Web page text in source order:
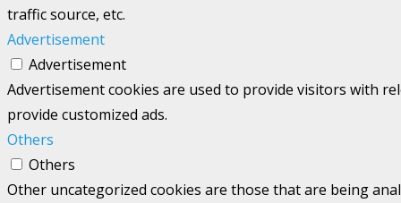
traffic source, etc.
Advertisement
Advertisement
Advertisement cookies are used to provide visitors with
provide customized ads.
Others
Others
Other uncategorized cookies are those that are being